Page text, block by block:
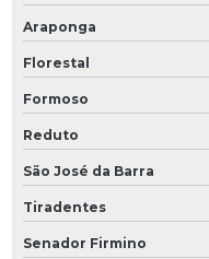
Araponga
Florestal
Formoso
Reduto
São José da Barra
Tiradentes
Senador Firmino